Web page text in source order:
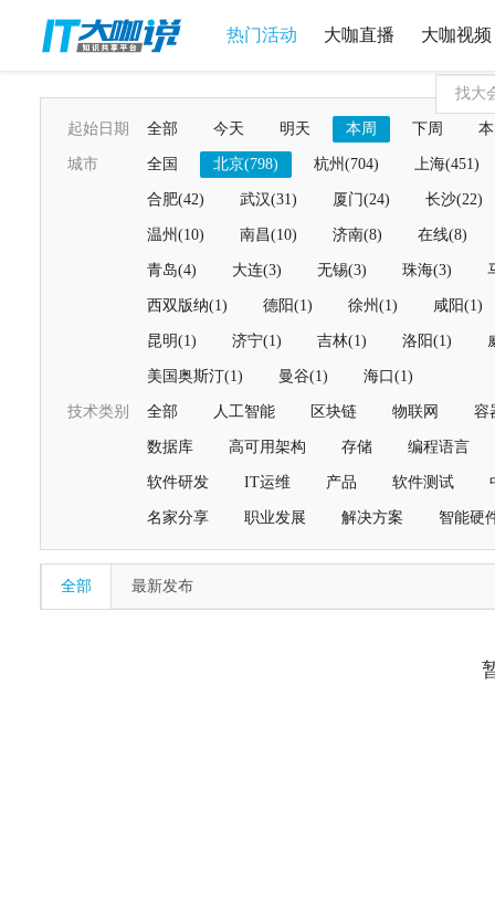
热门活动 大咖直播 大咖视频
起始日期 全部 今天 明天 本周 下周
城市 全国 北京(798) 杭州(704) 上海(451)
合肥(42) 武汉(31) 厦门(24) 长沙(22)
温州(10) 南昌(10) 济南(8) 在线(8)
青岛(4) 大连(3) 无锡(3) 珠海(3)
西双版纳(1) 德阳(1) 徐州(1) 咸阳(1)
昆明(1) 济宁(1) 吉林(1) 洛阳(1)
美国奥斯汀(1) 曼谷(1) 海口(1)
技术类别 全部 人工智能 区块链 物联网 容
数据库 高可用架构 存储 编程语言
软件研发 IT运维 产品 软件测试
名家分享 职业发展 解决方案 智能硬
全部 最新发布